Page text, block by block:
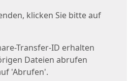
klicken Sie bitte auf
Transfer-ID erhalten
Dateien abrufen
'Abrufen'.